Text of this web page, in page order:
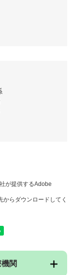
が提供するAdobe
らダウンロードしてく
関